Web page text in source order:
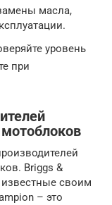
масла,
уровень
при
Briggs &
своим
– это